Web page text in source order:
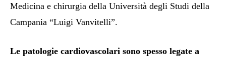
Medicina e chirurgia della Università degli Studi della
Campania “Luigi Vanvitelli”.
Le patologie cardiovascolari sono spesso legate a